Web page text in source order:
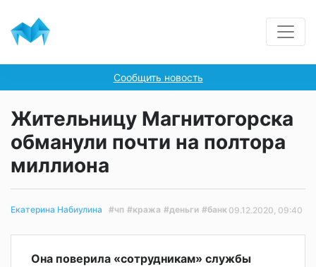
Сообщить новость
Жительницу Магнитогорска
обманули почти на полтора
миллиона
Екатерина Набиулина #чп #кража #деньги #банк 09.12.2020, 09:40
Она поверила «сотрудникам» службы